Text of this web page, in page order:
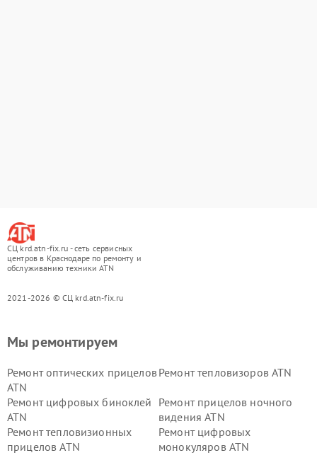
СЦ krd.atn-fix.ru - сеть сервисных
центров в Краснодаре по ремонту и
обслуживанию техники ATN
2021-2026 © СЦ krd.atn-fix.ru
Мы ремонтируем
Ремонт оптических прицелов
ATN
Ремонт тепловизоров ATN
Ремонт цифровых биноклей
ATN
Ремонт прицелов ночного
видения ATN
Ремонт тепловизионных
прицелов ATN
Ремонт цифровых
монокуляров ATN